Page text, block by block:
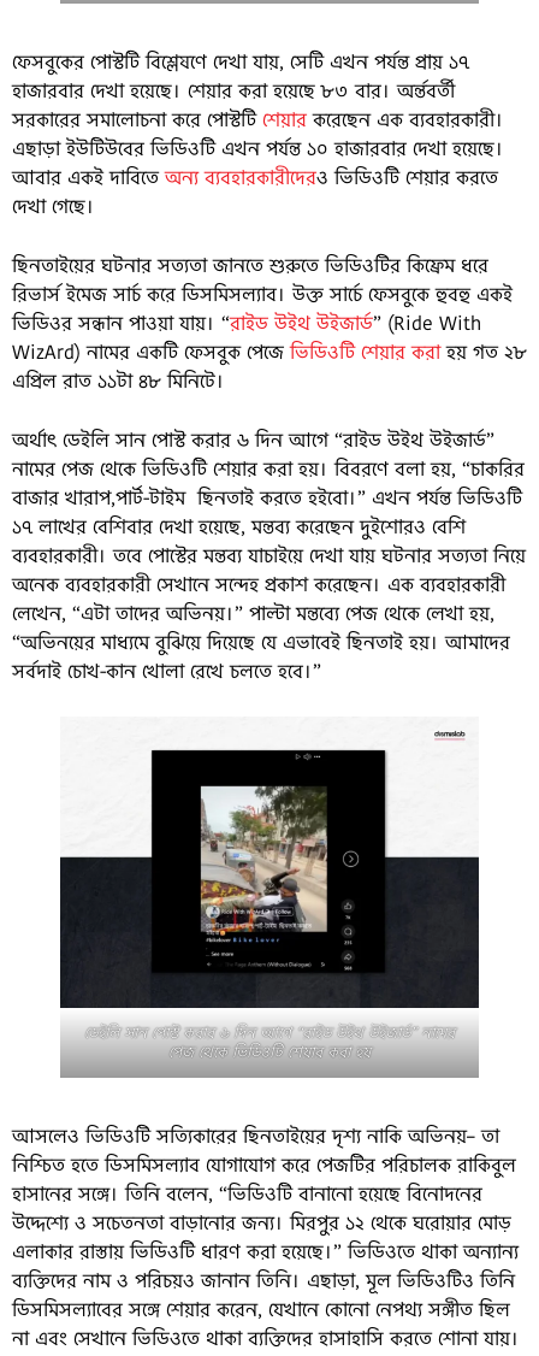
ফেসবুকের পোস্টটি বিশ্লেষণে দেখা যায়, সেটি এখন পর্যন্ত প্রায় ১৭
হাজারবার দেখা হয়েছে। শেয়ার করা হয়েছে ৮৩ বার। অর্ন্তবর্তী
সরকারের সমালোচনা করে পোস্টটিশেয়ারকরেছেন এক ব্যবহারকারী।
এছাড়া ইউটিউবের ভিডিওটি এখন পর্যন্ত ১০ হাজারবার দেখা হয়েছে।
আবার একই দাবিতেঅন্য ব্যবহারকারীদেরও ভিডিওটি শেয়ার করতে
দেখা গেছে।
ছিনতাইয়ের ঘটনার সত্যতা জানতে শুরুতে ভিডিওটির কিফ্রেম ধরে
রিভার্স ইমেজ সার্চ করে ডিসমিসল্যাব। উক্ত সার্চে ফেসবুকে হুবহু একই
ভিডিওর সন্ধান পাওয়া যায়। “রাইড উইথ উইজার্ড” (Ride With
WizArd) নামের একটি ফেসবুক পেজেভিডিওটি শেয়ার করাহয় গত ২৮
এপ্রিল রাত ১১টা ৪৮ মিনিটে।
অর্থাৎ ডেইলি সান পোস্ট করার ৬ দিন আগে “রাইড উইথ উইজার্ড”
নামের পেজ থেকে ভিডিওটি শেয়ার করা হয়। বিবরণে বলা হয়, “চাকরির
বাজার খারাপ,পার্ট-টাইম ছিনতাই করতে হইবো।” এখন পর্যন্ত ভিডিওটি
১৭ লাখের বেশিবার দেখা হয়েছে, মন্তব্য করেছেন দুইশোরও বেশি
ব্যবহারকারী। তবে পোস্টের মন্তব্য যাচাইয়ে দেখা যায় ঘটনার সত্যতা নিয়ে
অনেক ব্যবহারকারী সেখানে সন্দেহ প্রকাশ করেছেন। এক ব্যবহারকারী
লেখেন, “এটা তাদের অভিনয়।” পাল্টা মন্তব্যে পেজ থেকে লেখা হয়,
“অভিনয়ের মাধ্যমে বুঝিয়ে দিয়েছে যে এভাবেই ছিনতাই হয়। আমাদের
সর্বদাই চোখ-কান খোলা রেখে চলতে হবে।”
ডেইলি সান পোস্ট করার ৬ দিন আগে “রাইড উইথ উইজার্ড” নামের
পেজ থেকে ভিডিওটি শেয়ার করা হয়
আসলেও ভিডিওটি সত্যিকারের ছিনতাইয়ের দৃশ্য নাকি অভিনয়– তা
নিশ্চিত হতে ডিসমিসল্যাব যোগাযোগ করে পেজটির পরিচালক রাকিবুল
হাসানের সঙ্গে। তিনি বলেন, “ভিডিওটি বানানো হয়েছে বিনোদনের
উদ্দেশ্যে ও সচেতনতা বাড়ানোর জন্য। মিরপুর ১২ থেকে ঘরোয়ার মোড়
এলাকার রাস্তায় ভিডিওটি ধারণ করা হয়েছে।” ভিডিওতে থাকা অন্যান্য
ব্যক্তিদের নাম ও পরিচয়ও জানান তিনি। এছাড়া, মূল ভিডিওটিও তিনি
ডিসমিসল্যাবের সঙ্গে শেয়ার করেন, যেখানে কোনো নেপথ্য সঙ্গীত ছিল
না এবং সেখানে ভিডিওতে থাকা ব্যক্তিদের হাসাহাসি করতে শোনা যায়।